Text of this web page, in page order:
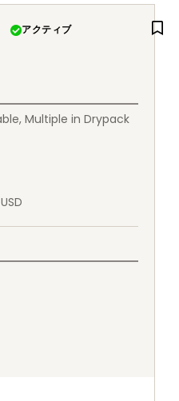
アクティブ
Multiple in Drypack